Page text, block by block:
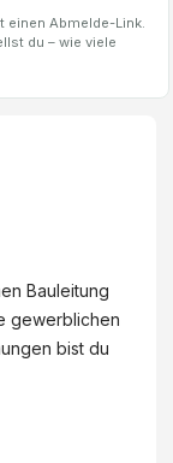
Abmelde-Link.
du – wie viele
Bauleitung
gewerblichen
bist du